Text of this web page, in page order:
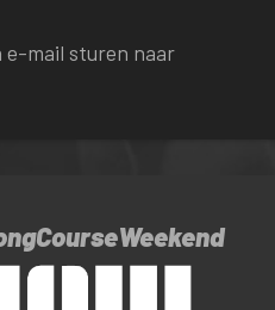
e-mail sturen naar